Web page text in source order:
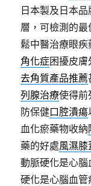
日本製及日本品
層，可檢測的
鬆中醫治療眼
角化症困擾皮
去角質產品推薦
列腺治療使得前
防保健口腔潰瘍
血化瘀藥物收納
藥的好處風濕膝
動脈硬化是心
硬化是心腦血